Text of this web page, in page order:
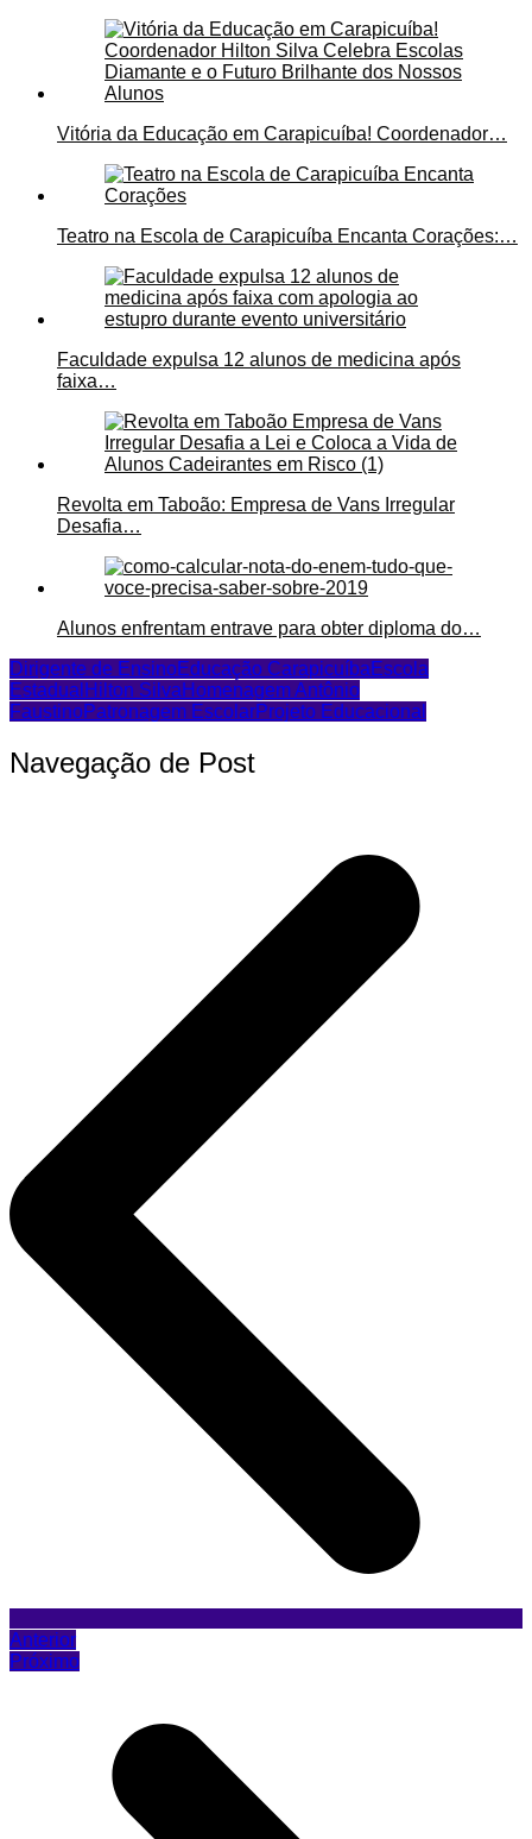
Vitória da Educação em Carapicuíba! Coordenador…
Teatro na Escola de Carapicuíba Encanta Corações:…
Faculdade expulsa 12 alunos de medicina após
faixa…
Revolta em Taboão: Empresa de Vans Irregular
Desafia…
Alunos enfrentam entrave para obter diploma do…
Dirigente de Ensino Educação Carapicuíba Escola
Estadual Hilton Silva Homenagem Antônio
Faustino Patronagem EscolarProjeto Educacional
Navegação de Post
Anterior
Próximo